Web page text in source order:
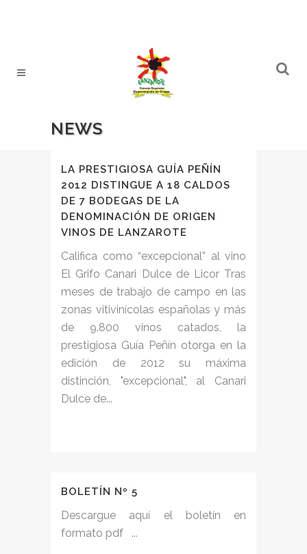
NEWS
LA PRESTIGIOSA GUÍA PEÑÍN
2012 DISTINGUE A 18 CALDOS
DE 7 BODEGAS DE LA
DENOMINACIÓN DE ORIGEN
VINOS DE LANZAROTE
Califica como “excepcional” al vino
El Grifo Canari Dulce de Licor Tras
meses de trabajo de campo en las
zonas vitivinícolas españolas y más
de 9.800 vinos catados, la
prestigiosa Guía Peñín otorga en la
edición de 2012 su máxima
distinción, "excepcional", al Canari
Dulce de...
BOLETÍN Nº 5
Descargue aquí el boletín en
formato pdf ...